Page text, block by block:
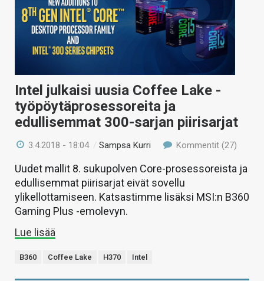
HINTA.FI
KAUPPA
VAIHDA TEEMA
HAKU
Intel julkaisi uusia Coffee Lake -
työpöytäprosessoreita ja
edullisemmat 300-sarjan piirisarjat
3.4.2018 - 18:04 /Sampsa Kurri Kommentit (27)
Uudet mallit 8. sukupolven Core-prosessoreista ja
edullisemmat piirisarjat eivät sovellu
ylikellottamiseen. Katsastimme lisäksi MSI:n B360
Gaming Plus -emolevyn.
Lue lisää
B360 Coffee Lake H370 Intel